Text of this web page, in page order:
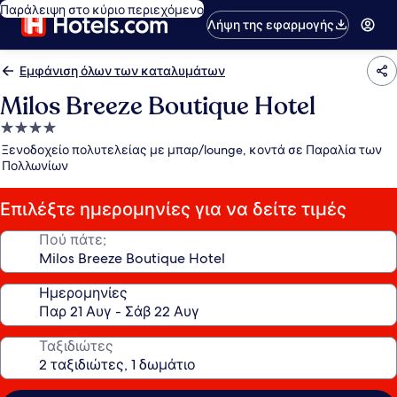
Παράλειψη στο κύριο περιεχόμενο
Λήψη της εφαρμογής
Εμφάνιση όλων των καταλυμάτων
Milos Breeze Boutique Hotel
Κατάλυμα
με
4.0
αστέρια
Ξενοδοχείο πολυτελείας με μπαρ/lounge, κοντά σε Παραλία των
Πολλωνίων
Επιλέξτε ημερομηνίες για να δείτε τιμές
Πού πάτε;
Ημερομηνίες
Ταξιδιώτες